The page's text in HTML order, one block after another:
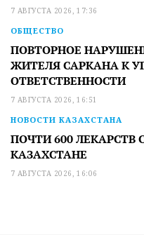
7 АВГУСТА 2026, 17:36
ОБЩЕСТВО
ПОВТОРНОЕ
ЖИТЕЛЯ САРКАНА К
ОТВЕТСТВЕННОСТИ
7 АВГУСТА 2026, 16:51
НОВОСТИ КАЗАХСТАНА
ПОЧТИ 600 ЛЕКАРСТВ
КАЗАХСТАНЕ
7 АВГУСТА 2026, 16:06